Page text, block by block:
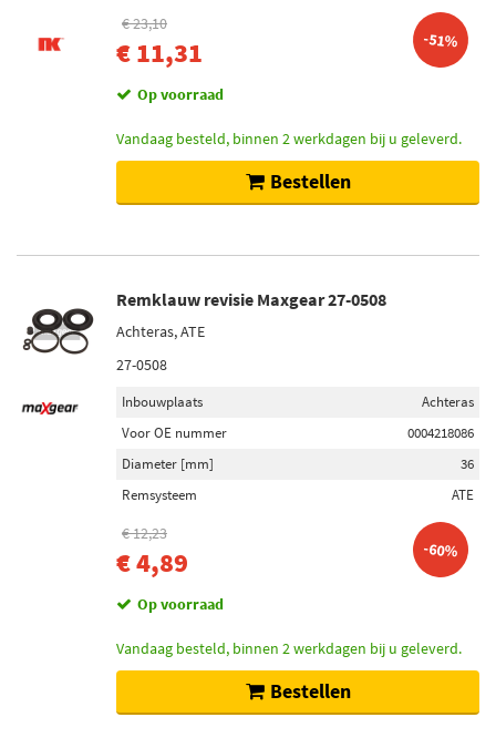
€ 23,10
€ 11,31 -51%
Op voorraad
Vandaag besteld, binnen 2 werkdagen bij u geleverd.
Bestellen
Remklauw revisie Maxgear 27-0508
Achteras, ATE
27-0508
Inbouwplaats
Achteras
Voor OE nummer
0004218086
Diameter [mm]
36
Remsysteem
ATE
€ 12,23
€ 4,89 -60%
Op voorraad
Vandaag besteld, binnen 2 werkdagen bij u geleverd.
Bestellen